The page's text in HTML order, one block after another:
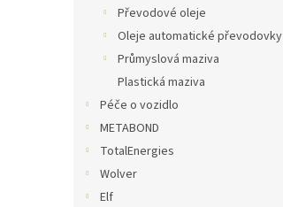
Převodové oleje
Oleje automatické převodovky
Průmyslová maziva
Plastická maziva
Péče o vozidlo
METABOND
TotalEnergies
Wolver
Elf